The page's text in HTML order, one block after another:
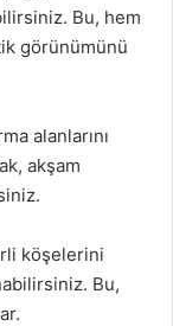
Bu, hem
görünümünü
alanlarını
akşam
köşelerini
Bu,